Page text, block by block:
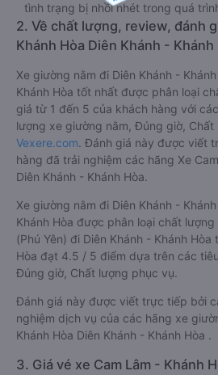
tình trạng bị nhồi nhét trong quá
2. Về chất lượng, review, đánh
Khánh Hòa Diên Khánh -
Xe giường nằm đi Diên Khánh -
Khánh Hòa tốt nhất được phân loại
giá từ 1 đến 5 của khách hàng với
lượng xe giường nằm, Đúng giờ,
Vexere.com. Đánh giá này được viết
hàng đã trải nghiệm các hãng Xe
Diên Khánh - Khánh Hòa.
Xe giường nằm đi Diên Khánh -
Khánh Hòa được phân loại chất
(Phú Yên) đi Diên Khánh - Khánh Hòa
Hòa đạt 4.5 / 5 điểm dựa trên các
Đúng giờ, Chất lượng phục vụ.
Đánh giá này được viết trực tiếp bởi
nghiệm dịch vụ của các hãng xe
Khánh Hòa Diên Khánh - Khánh Hòa .
3. Giá vé xe Cam Lâm - Khánh